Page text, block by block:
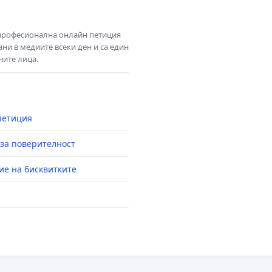
онлайн петиция
в медиите всеки ден и са един
лица.
поверителност
на бисквитките